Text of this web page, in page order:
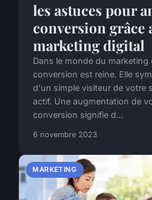
les astuces pour
conversion grâce
marketing digital
Dans le monde du marketing
conversion est reine. Elle
d'un simple visiteur de votre
actif. Une augmentation de
conversion signifie d...
6 novembre 2023
MARKETING